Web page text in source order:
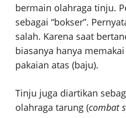
bermain olahraga tinju.
sebagai “bokser”.
salah. Karena saat
biasanya hanya
pakaian atas (baju).
Tinju juga diartikan
olahraga tarung (combat